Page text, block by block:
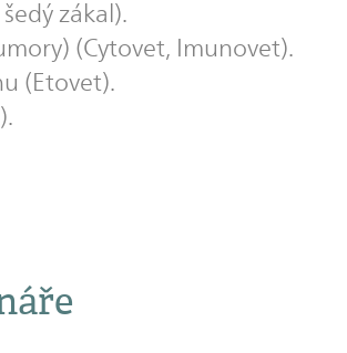
zákal).
(Cytovet, Imunovet).
(Etovet).